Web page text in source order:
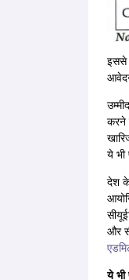
इससे
करने
ये भी
देश के
और
ये भी